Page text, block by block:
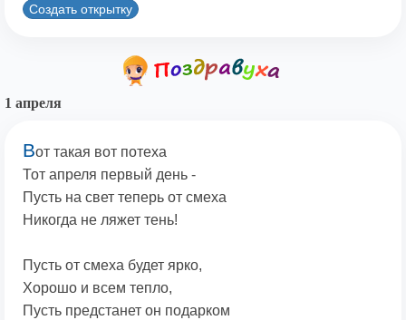
Создать открытку
1 апреля
Вот такая вот потеха
Тот апреля первый день -
Пусть на свет теперь от смеха
Никогда не ляжет тень!
Пусть от смеха будет ярко,
Хорошо и всем тепло,
Пусть предстанет он подарком